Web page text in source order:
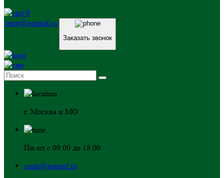
0
centr@astprof.ru
Заказать звонок
г. Москва и МО
Пн-пт с 09:00 до 18:00
centr@astprof.ru